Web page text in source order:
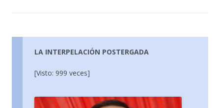
LA INTERPELACIÓN POSTERGADA
[Visto: 999 veces]